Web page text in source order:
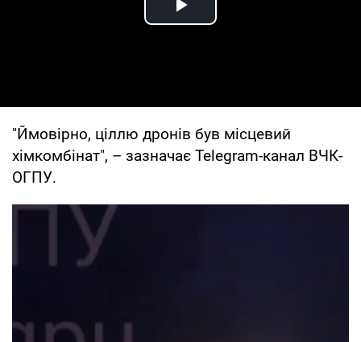
Play Video
"Ймовірно, ціллю дронів був місцевий
хімкомбінат", – зазначає Telegram-канал ВЧК-
ОГПУ.